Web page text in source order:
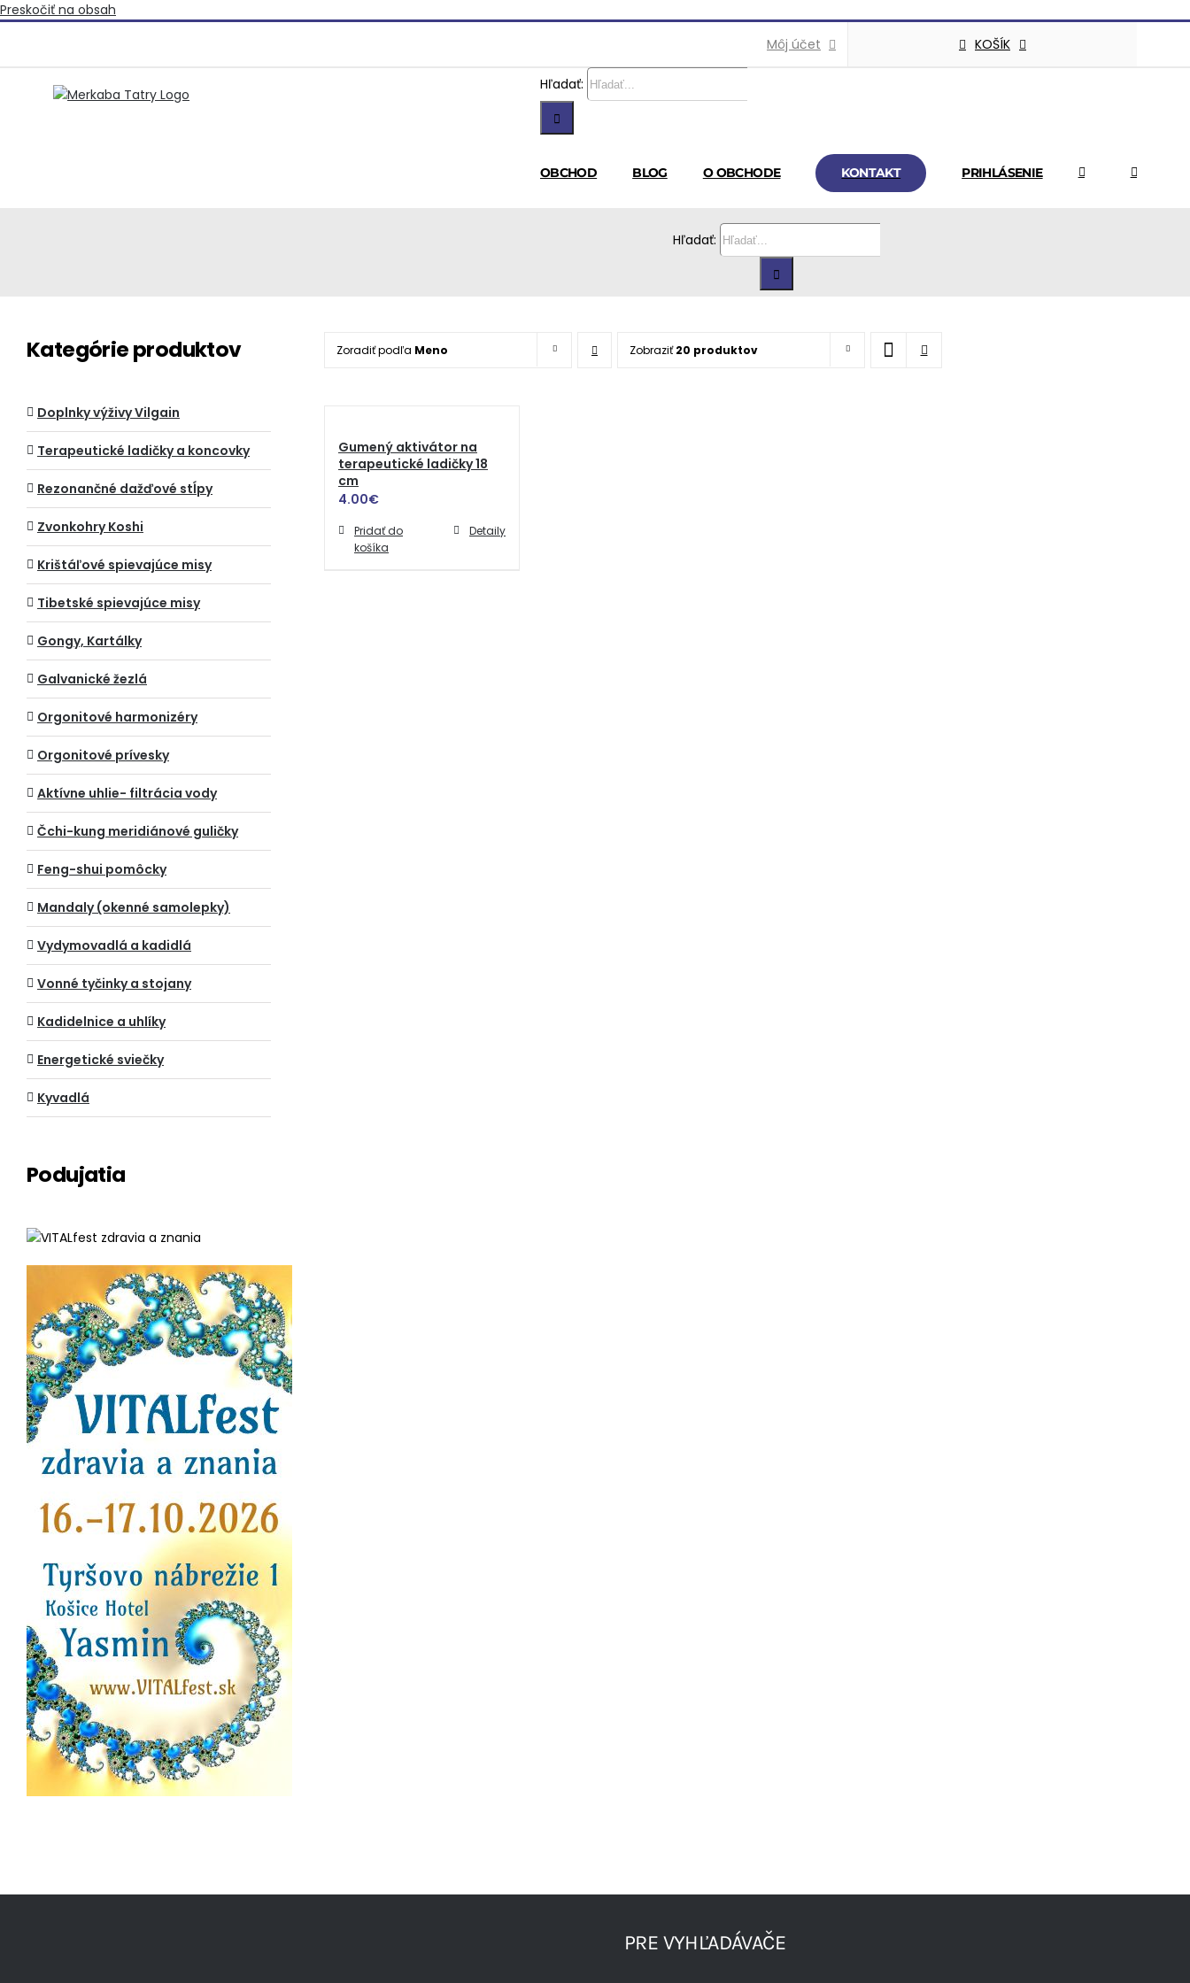
Preskočiť na obsah
Môj účet
KOŠÍK
Hľadať:
OBCHOD BLOG O OBCHODE KONTAKT PRIHLÁSENIE
Hľadať:
Zoradiť podľa Meno Zobraziť20 produktov
Gumený aktivátor na
terapeutické ladičky 18
cm
4.00€
Pridať do
košíka
Detaily
Kategórie produktov
Doplnky výživy Vilgain
Terapeutické ladičky a koncovky
Rezonančné dažďové stĺpy
Zvonkohry Koshi
Krištáľové spievajúce misy
Tibetské spievajúce misy
Gongy, Kartálky
Galvanické žezlá
Orgonitové harmonizéry
Orgonitové prívesky
Aktívne uhlie- filtrácia vody
Čchi-kung meridiánové guličky
Feng-shui pomôcky
Mandaly (okenné samolepky)
Vydymovadlá a kadidlá
Vonné tyčinky a stojany
Kadidelnice a uhlíky
Energetické sviečky
Kyvadlá
Podujatia
PRE VYHĽADÁVAČE